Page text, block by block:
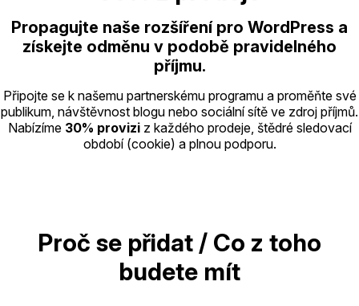
Propagujte naše rozšíření pro WordPress a
získejte odměnu v podobě pravidelného
příjmu.
Připojte se k našemu partnerskému programu a proměňte své
publikum, návštěvnost blogu nebo sociální sítě ve zdroj příjmů.
Nabízíme 30% proviziz každého prodeje, štědré sledovací
období (cookie) a plnou podporu.
Proč se přidat / Co z toho
budete mít